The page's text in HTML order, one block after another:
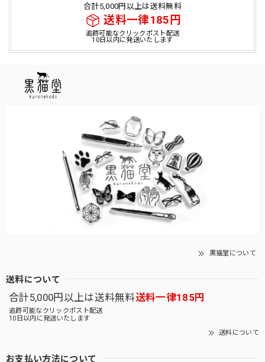
合計5,000円以上は送料無料
送料一律185円
追跡可能なクリックポスト配送
10日以内に発送いたします
黒猫堂について
送料について
合計5,000円以上は送料無料送料一律185円
追跡可能なクリックポスト配送
10日以内に発送いたします
送料について
お支払い方法について